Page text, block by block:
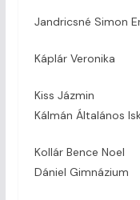
Jandricsné Simon
Káplár Veronika
Kiss
Kálmán Általános
Kollár Bence
Dániel Gimnázium